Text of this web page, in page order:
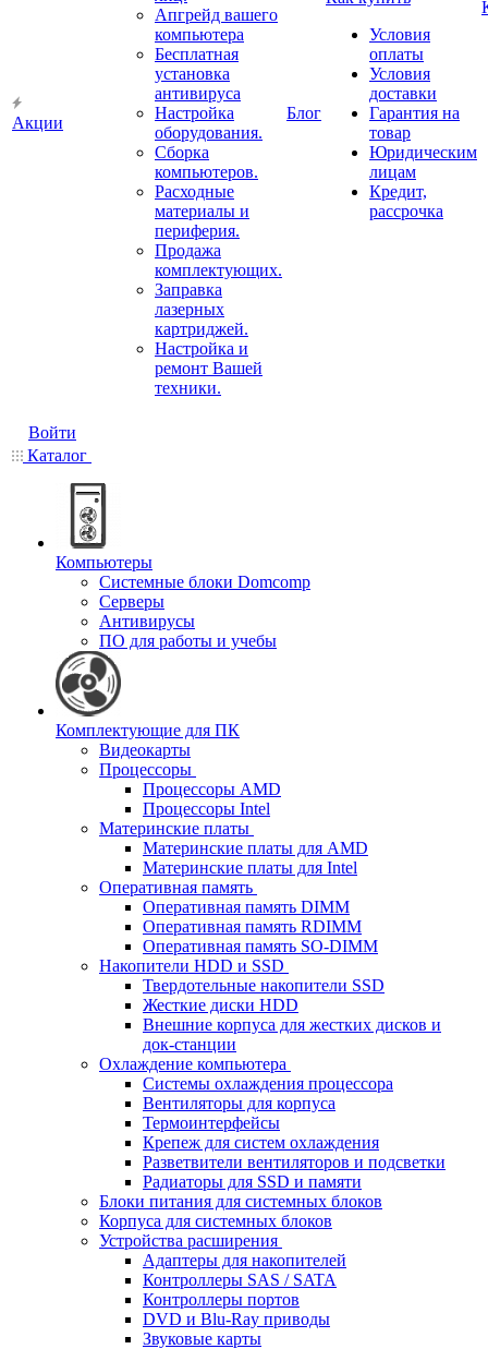
Акции
Апгрейд вашего
компьютера
Бесплатная
установка
антивируса
Настройка
оборудования.
Сборка
компьютеров.
Расходные
материалы и
периферия.
Продажа
комплектующих.
Заправка
лазерных
картриджей.
Настройка и
ремонт Вашей
техники.
Блог
Условия
оплаты
Условия
доставки
Гарантия на
товар
Юридическим
лицам
Кредит,
рассрочка
Войти
Каталог
Компьютеры
Системные блоки Domcomp
Серверы
Антивирусы
ПО для работы и учебы
Комплектующие для ПК
Видеокарты
Процессоры
Процессоры AMD
Процессоры Intel
Материнские платы
Материнские платы для AMD
Материнские платы для Intel
Оперативная память
Оперативная память DIMM
Оперативная память RDIMM
Оперативная память SO-DIMM
Накопители HDD и SSD
Твердотельные накопители SSD
Жесткие диски HDD
Внешние корпуса для жестких дисков и
док-станции
Охлаждение компьютера
Системы охлаждения процессора
Вентиляторы для корпуса
Термоинтерфейсы
Крепеж для систем охлаждения
Разветвители вентиляторов и подсветки
Радиаторы для SSD и памяти
Блоки питания для системных блоков
Корпуса для системных блоков
Устройства расширения
Адаптеры для накопителей
Контроллеры SAS / SATA
Контроллеры портов
DVD и Blu-Ray приводы
Звуковые карты